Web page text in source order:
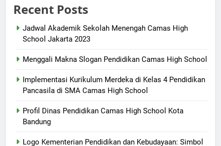
Recent Posts
Jadwal Akademik Sekolah Menengah Camas High
School Jakarta 2023
Menggali Makna Slogan Pendidikan Camas High School
Implementasi Kurikulum Merdeka di Kelas 4 Pendidikan
Pancasila di SMA Camas High School
Profil Dinas Pendidikan Camas High School Kota
Bandung
Logo Kementerian Pendidikan dan Kebudayaan: Simbol